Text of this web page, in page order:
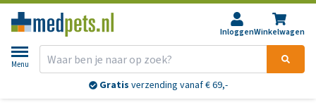
InloggenWinkelwagen
Menu
Gratis verzending vanaf € 69,-